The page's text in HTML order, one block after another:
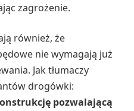
zagrożenie.
również, że
nie wymagają już
Jak tłumaczy
drogówki:
pozwalającą